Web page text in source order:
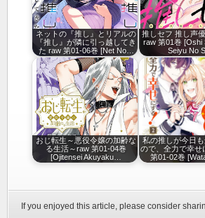
ネットの『推し』とリアルの
『推し』が隣に引っ越してき
た raw 第01-06巻 [Net No…
推しセフ 推し声
raw 第01巻 [Oshi
Seiyu No
おじ転生～悪役令嬢の加齢な
る生活～raw 第01-04巻
[Ojitensei Akuyaku…
私の推しが今日
ので、全力で幸せ
第01-02巻
If you enjoyed this article, please consider